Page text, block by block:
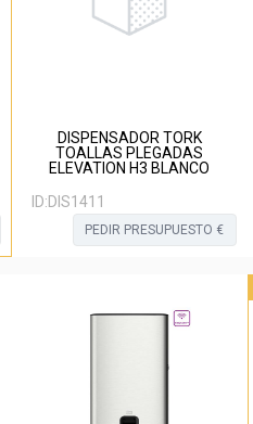
DISPENSADOR TORK
TOALLAS PLEGADAS
ELEVATION H3 BLANCO
ID:DIS1411
PEDIR PRESUPUESTO €